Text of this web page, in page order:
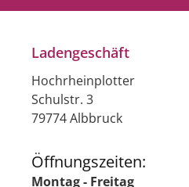
Ladengeschäft
Hochrheinplotter
Schulstr. 3
79774 Albbruck
Öffnungszeiten:
Montag - Freitag